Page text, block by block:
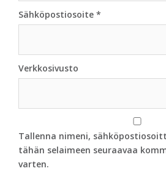
Sähköpostiosoite *
Verkkosivusto
Tallenna nimeni,
tähän selaimeen seuraavaa
varten.